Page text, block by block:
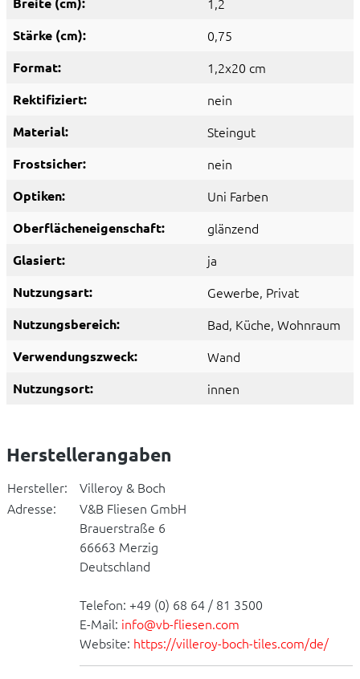
Stärke (cm): 0,75
Format: 1,2x20 cm
Rektifiziert: nein
Material: Steingut
Frostsicher: nein
Optiken: Uni Farben
Oberflächeneigenschaft: glänzend
Glasiert: ja
Nutzungsart: Gewerbe, Privat
Nutzungsbereich: Bad, Küche, Wohnraum
Verwendungszweck: Wand
Nutzungsort: innen
Herstellerangaben
Hersteller:
Villeroy & Boch
Adresse:
V&B Fliesen GmbH
Brauerstraße 6
66663 Merzig
Deutschland
Telefon: +49 (0) 68 64 / 81 3500
E-Mail: info@vb-fliesen.com
Website: https://villeroy-boch-tiles.com/de/